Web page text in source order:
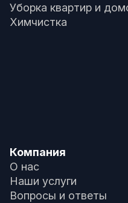
Уборка квартир и
Химчистка
Компания
О нас
Наши услуги
Вопросы и ответы